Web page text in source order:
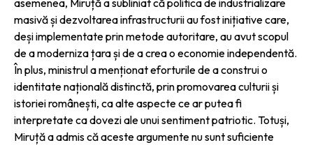
masivă și dezvoltarea infrastructurii au fost inițiative care,
deși implementate prin metode autoritare, au avut scopul
de a moderniza țara și de a crea o economie independentă.
În plus, ministrul a menționat eforturile de a construi o
identitate națională distinctă, prin promovarea culturii și
istoriei românești, ca alte aspecte ce ar putea fi
interpretate ca dovezi ale unui sentiment patriotic. Totuși,
Miruță a admis că aceste argumente nu sunt suficiente